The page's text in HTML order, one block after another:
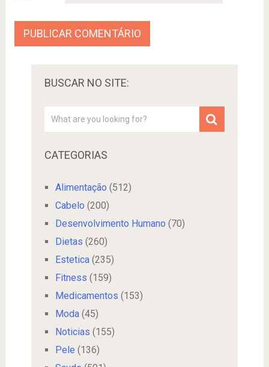
BUSCAR NO SITE:
CATEGORIAS
Alimentação (512)
Cabelo (200)
Desenvolvimento Humano (70)
Dietas (260)
Estetica(235)
Fitness (159)
Medicamentos (153)
Moda(45)
Noticias (155)
Pele (136)